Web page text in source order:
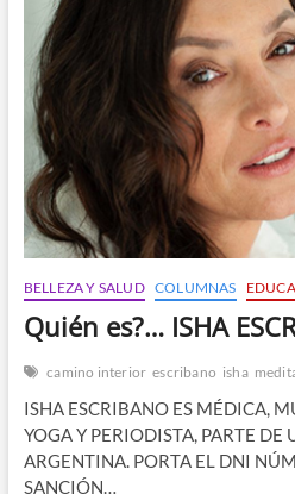
BELLEZA Y SALUD COLUMNAS
Quién es?… ISHA
camino interior escribano isha
ISHA ESCRIBANO ES MÉDICA,
YOGA Y PERIODISTA, PARTE
ARGENTINA. PORTA EL DNI
SANCIÓN…